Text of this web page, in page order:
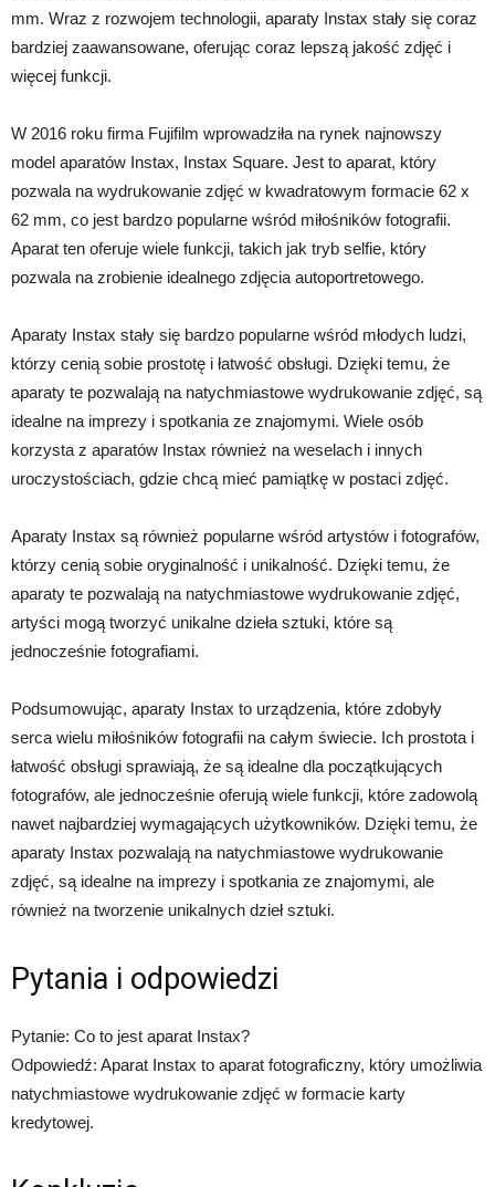
mm. Wraz z rozwojem technologii, aparaty Instax stały się coraz
bardziej zaawansowane, oferując coraz lepszą jakość zdjęć i
więcej funkcji.
W 2016 roku firma Fujifilm wprowadziła na rynek najnowszy
model aparatów Instax, Instax Square. Jest to aparat, który
pozwala na wydrukowanie zdjęć w kwadratowym formacie 62 x
62 mm, co jest bardzo popularne wśród miłośników fotografii.
Aparat ten oferuje wiele funkcji, takich jak tryb selfie, który
pozwala na zrobienie idealnego zdjęcia autoportretowego.
Aparaty Instax stały się bardzo popularne wśród młodych ludzi,
którzy cenią sobie prostotę i łatwość obsługi. Dzięki temu, że
aparaty te pozwalają na natychmiastowe wydrukowanie zdjęć, są
idealne na imprezy i spotkania ze znajomymi. Wiele osób
korzysta z aparatów Instax również na weselach i innych
uroczystościach, gdzie chcą mieć pamiątkę w postaci zdjęć.
Aparaty Instax są również popularne wśród artystów i fotografów,
którzy cenią sobie oryginalność i unikalność. Dzięki temu, że
aparaty te pozwalają na natychmiastowe wydrukowanie zdjęć,
artyści mogą tworzyć unikalne dzieła sztuki, które są
jednocześnie fotografiami.
Podsumowując, aparaty Instax to urządzenia, które zdobyły
serca wielu miłośników fotografii na całym świecie. Ich prostota i
łatwość obsługi sprawiają, że są idealne dla początkujących
fotografów, ale jednocześnie oferują wiele funkcji, które zadowolą
nawet najbardziej wymagających użytkowników. Dzięki temu, że
aparaty Instax pozwalają na natychmiastowe wydrukowanie
zdjęć, są idealne na imprezy i spotkania ze znajomymi, ale
również na tworzenie unikalnych dzieł sztuki.
Pytania i odpowiedzi
Pytanie: Co to jest aparat Instax?
Odpowiedź: Aparat Instax to aparat fotograficzny, który umożliwia
natychmiastowe wydrukowanie zdjęć w formacie karty
kredytowej.